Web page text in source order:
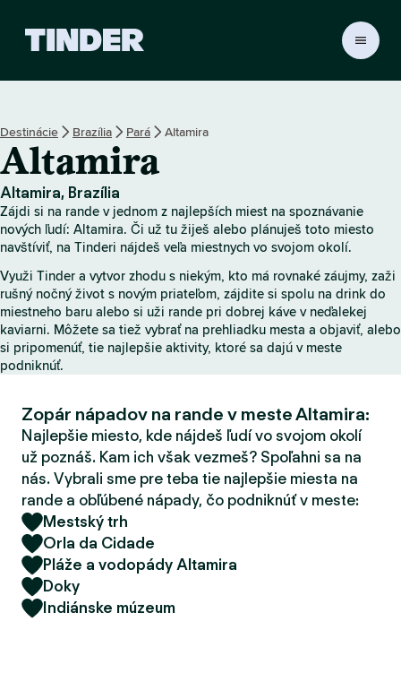
s
k
á
b
r
a
o
v
k
a
T
d
e
r
Destinácie Brazília Pará Altamira
Altamira
Altamira, Brazília
Zájdi si na rande v jednom z najlepších miest na spoznávanie
nových ľudí: Altamira. Či už tu žiješ alebo plánuješ toto miesto
navštíviť, na Tinderi nájdeš veľa miestnych vo svojom okolí.
Využi Tinder a vytvor zhodu s niekým, kto má rovnaké záujmy, zaži
rušný nočný život s novým priateľom, zájdite si spolu na drink do
miestneho baru alebo si uži rande pri dobrej káve v neďalekej
kaviarni. Môžete sa tiež vybrať na prehliadku mesta a objaviť, alebo
si pripomenúť, tie najlepšie aktivity, ktoré sa dajú v meste
podniknúť.
Zopár nápadov na rande v meste Altamira:
Najlepšie miesto, kde nájdeš ľudí vo svojom okolí
už poznáš. Kam ich však vezmeš? Spoľahni sa na
nás. Vybrali sme pre teba tie najlepšie miesta na
rande a obľúbené nápady, čo podniknúť v meste:
Mestský trh
Orla da Cidade
Pláže a vodopády Altamira
Doky
Indiánske múzeum